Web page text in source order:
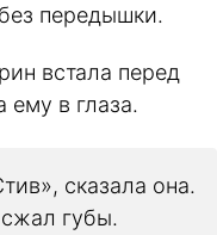
передышки.
встала перед
ему в глаза.
сказала она.
губы.